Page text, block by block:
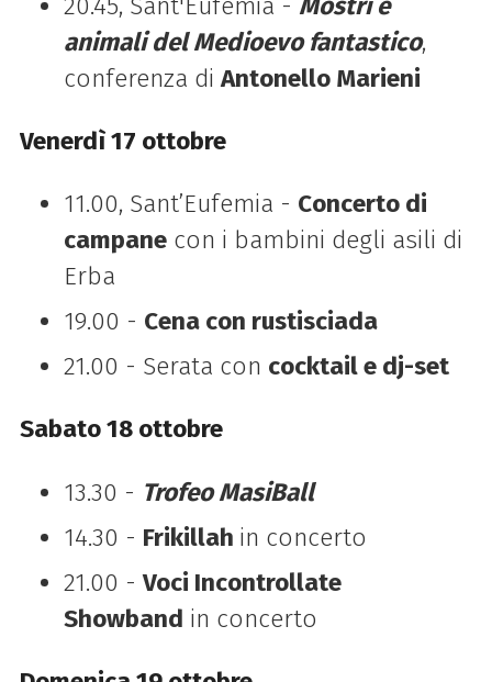
animali del Medioevo fantastico,
conferenza diAntonello Marieni
Venerdì 17 ottobre
11.00, Sant’Eufemia - Concerto di
campanecon i bambini degli asili di
Erba
19.00 - Cena con rustisciada
21.00 - Serata con cocktail e dj-set
Sabato 18 ottobre
13.30 - Trofeo MasiBall
14.30 - Frikillah in concerto
21.00 -Voci Incontrollate
Showband in concerto